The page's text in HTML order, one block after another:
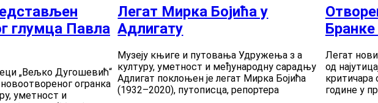
Архив
Галерија
Легати
Музеј књиге и путовања
Музеј српске књижевности
Пројекти и активности
Пројекти и активности
Издавачка делатност
глумца Павла
„Вељко Дугошевић“
огранка
уметност и
Легат Мирка Бојића у
Адлигату
Музеју књиге и путовања Удружења з а
културу, уметност и међународну сарадњу
Адлигат поклоњен је легат Мирка Бојића
(1932–2020), путописца, репортера
Легат
од
критичара
године у